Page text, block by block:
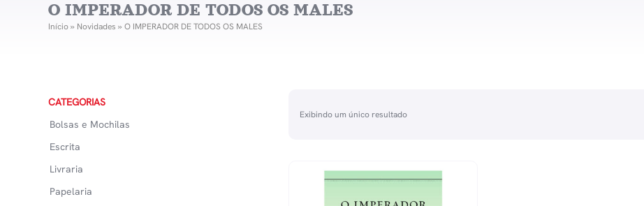
O IMPERADOR DE TODOS OS MALES
Início» Novidades » O IMPERADOR DE TODOS OS MALES
CATEGORIAS
Bolsas e Mochilas
Escrita
Livraria
Papelaria
Exibindo um único resultado